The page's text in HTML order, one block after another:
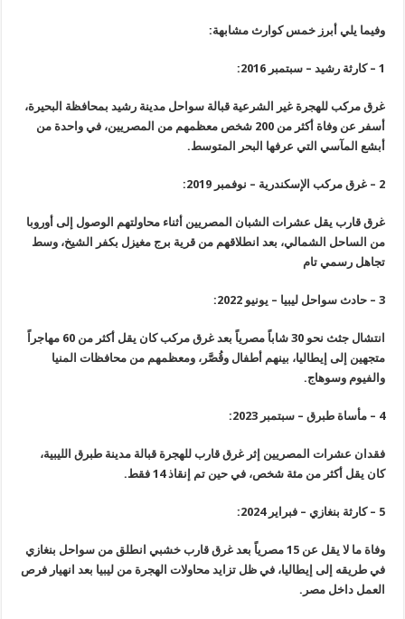
وفيما يلي أبرز خمس كوارث مشابهة:
1 – كارثة رشيد – سبتمبر 2016:
غرق مركب للهجرة غير الشرعية قبالة سواحل مدينة رشيد بمحافظة البحيرة،
أسفر عن وفاة أكثر من 200 شخص معظمهم من المصريين، في واحدة من
أبشع المآسي التي عرفها البحر المتوسط.
2 – غرق مركب الإسكندرية – نوفمبر 2019:
غرق قارب يقل عشرات الشبان المصريين أثناء محاولتهم الوصول إلى أوروبا
من الساحل الشمالي، بعد انطلاقهم من قرية برج مغيزل بكفر الشيخ، وسط
تجاهل رسمي تام
3 – حادث سواحل ليبيا – يونيو 2022:
انتشال جثث نحو 30 شاباً مصرياً بعد غرق مركب كان يقل أكثر من 60 مهاجراً
متجهين إلى إيطاليا، بينهم أطفال وقُصَّر، ومعظمهم من محافظات المنيا
والفيوم وسوهاج.
4 – مأساة طبرق – سبتمبر 2023:
فقدان عشرات المصريين إثر غرق قارب للهجرة قبالة مدينة طبرق الليبية،
كان يقل أكثر من مئة شخص، في حين تم إنقاذ 14 فقط.
5 – كارثة بنغازي – فبراير 2024:
وفاة ما لا يقل عن 15 مصرياً بعد غرق قارب خشبي انطلق من سواحل بنغازي
في طريقه إلى إيطاليا، في ظل تزايد محاولات الهجرة من ليبيا بعد انهيار فرص
العمل داخل مصر.